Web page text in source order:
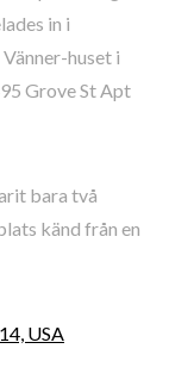
in i
huset i
Grove St Apt
bara två
känd från en
USA